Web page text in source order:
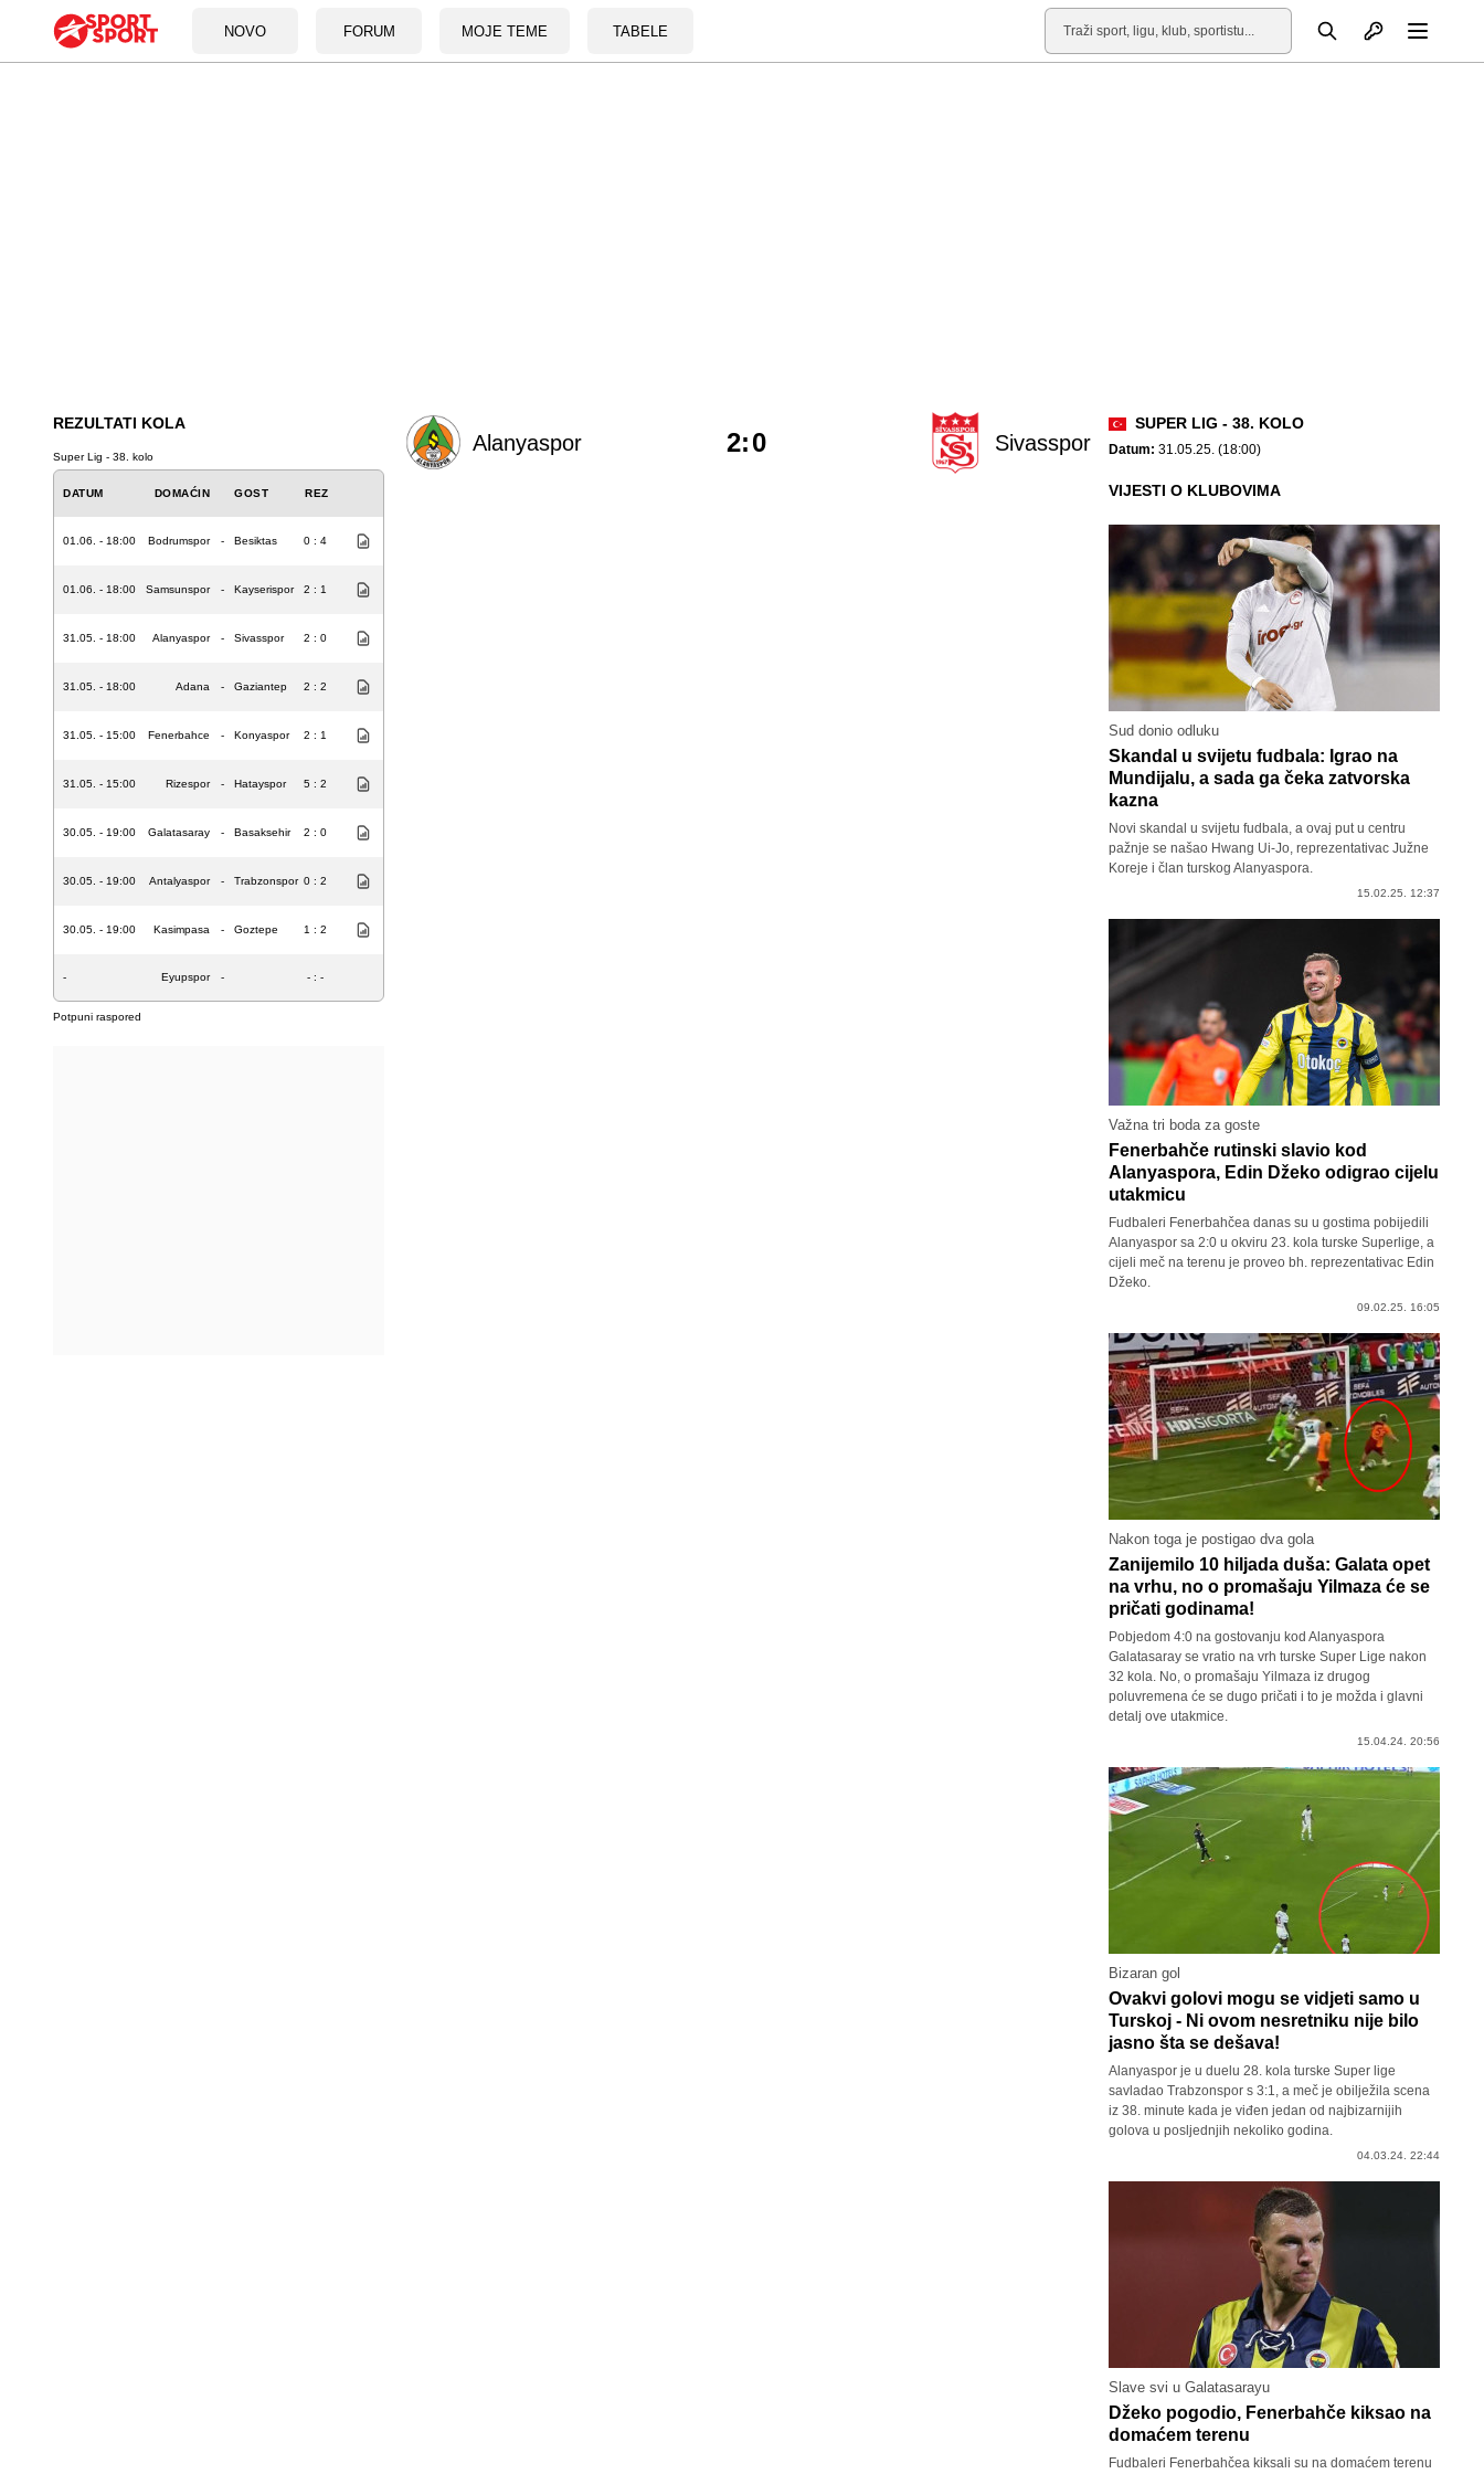
NOVO FORUM MOJE TEME TABELE
Pretraga Otvori profil
REZULTATI KOLA
Super Lig - 38. kolo
DATUM DOMAĆIN GOST REZ
01.06. - 18:00 Bodrumspor - Besiktas 0 : 4
01.06. - 18:00 Samsunspor - Kayserispor 2 : 1
31.05. - 18:00 Alanyaspor - Sivasspor 2 : 0
31.05. - 18:00 Adana - Gaziantep 2 : 2
31.05. - 15:00 Fenerbahce - Konyaspor 2 : 1
31.05. - 15:00 Rizespor - Hatayspor 5 : 2
30.05. - 19:00 Galatasaray - Basaksehir 2 : 0
30.05. - 19:00 Antalyaspor - Trabzonspor 0 : 2
30.05. - 19:00 Kasimpasa - Goztepe 1 : 2
- Eyupspor - - : -
Potpuni raspored
Alanyaspor Sivasspor
2:0
SUPER LIG - 38. KOLO
Datum: 31.05.25. (18:00)
VIJESTI O KLUBOVIMA
Sud donio odluku
Skandal u svijetu fudbala: Igrao na
Mundijalu, a sada ga čeka zatvorska
kazna
Novi skandal u svijetu fudbala, a ovaj put u centru
pažnje se našao Hwang Ui-Jo, reprezentativac Južne
Koreje i član turskog Alanyaspora.
15.02.25. 12:37
Važna tri boda za goste
Fenerbahče rutinski slavio kod
Alanyaspora, Edin Džeko odigrao cijelu
utakmicu
Fudbaleri Fenerbahčea danas su u gostima pobijedili
Alanyaspor sa 2:0 u okviru 23. kola turske Superlige, a
cijeli meč na terenu je proveo bh. reprezentativac Edin
Džeko.
09.02.25. 16:05
Nakon toga je postigao dva gola
Zanijemilo 10 hiljada duša: Galata opet
na vrhu, no o promašaju Yilmaza će se
pričati godinama!
Pobjedom 4:0 na gostovanju kod Alanyaspora
Galatasaray se vratio na vrh turske Super Lige nakon
32 kola. No, o promašaju Yilmaza iz drugog
poluvremena će se dugo pričati i to je možda i glavni
detalj ove utakmice.
15.04.24. 20:56
Bizaran gol
Ovakvi golovi mogu se vidjeti samo u
Turskoj - Ni ovom nesretniku nije bilo
jasno šta se dešava!
Alanyaspor je u duelu 28. kola turske Super lige
savladao Trabzonspor s 3:1, a meč je obilježila scena
iz 38. minute kada je viđen jedan od najbizarnijih
golova u posljednjih nekoliko godina.
04.03.24. 22:44
Slave svi u Galatasarayu
Džeko pogodio, Fenerbahče kiksao na
domaćem terenu
Fudbaleri Fenerbahčea kiksali su na domaćem terenu